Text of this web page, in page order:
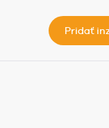
Pridať